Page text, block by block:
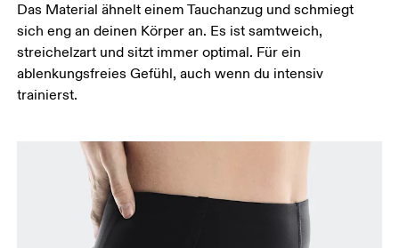
Das Material ähnelt einem Tauchanzug und schmiegt
sich eng an deinen Körper an. Es ist samtweich,
streichelzart und sitzt immer optimal. Für ein
ablenkungsfreies Gefühl, auch wenn du intensiv
trainierst.